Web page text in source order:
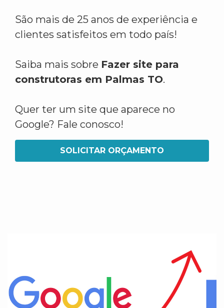
São mais de 25 anos de experiência e
clientes satisfeitos em todo país!
Saiba mais sobre Fazer site para
construtoras em Palmas TO.
Quer ter um site que aparece no
Google? Fale conosco!
SOLICITAR ORÇAMENTO